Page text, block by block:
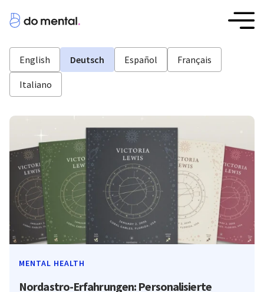
English Deutsch Español Français
Italiano
MENTAL HEALTH
Nordastro-Erfahrungen: Personalisierte